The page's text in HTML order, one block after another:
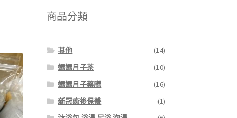
商品分類
其他
(14)
媽媽月子茶
(10)
媽媽月子藥膳
(16)
新冠癒後保養
(1)